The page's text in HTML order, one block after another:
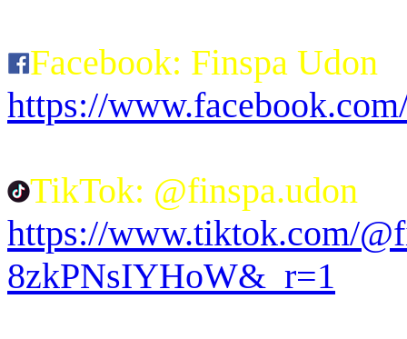
Facebook: Finspa Udon
https://
TikTok: @finspa.udon
https://www.tiktok.com/
8zkPNsIYHoW&_r=1